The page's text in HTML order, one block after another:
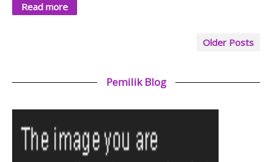
Read more
Older Posts
Pemilik Blog